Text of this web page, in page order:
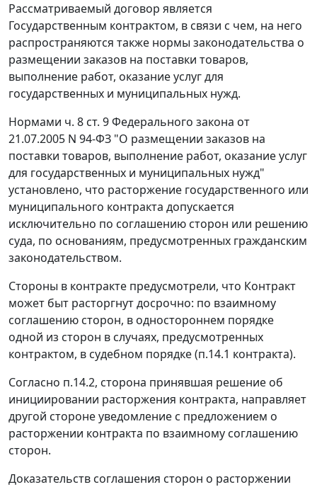
Рассматриваемый договор является
Государственным контрактом, в связи с чем, на него
распространяются также нормы законодательства о
размещении заказов на поставки товаров,
выполнение работ, оказание услуг для
государственных и муниципальных нужд.
Нормами ч. 8 ст. 9Федерального закона от
21.07.2005 N 94-ФЗ "О размещении заказов на
поставки товаров, выполнение работ, оказание услуг
для государственных и муниципальных нужд"
установлено, что расторжение государственного или
муниципального контракта допускается
исключительно по соглашению сторон или решению
суда, по основаниям, предусмотренных гражданским
законодательством.
Стороны в контракте предусмотрели, что Контракт
может быт расторгнут досрочно: по взаимному
соглашению сторон, в одностороннем порядке
одной из сторон в случаях, предусмотренных
контрактом, в судебном порядке (п.14.1 контракта).
Согласно п.14.2, сторона принявшая решение об
инициировании расторжения контракта, направляет
другой стороне уведомление с предложением о
расторжении контракта по взаимному соглашению
сторон.
Доказательств соглашения сторон о расторжении